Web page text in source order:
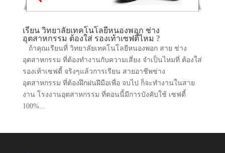
เรียน วิทยาลัยเทคโนโลยีหนองพอก ช่าง
อุตสาหกรรม ต้องใส่ รองเท้าเซฟตี้ไหม ?
ถ้าคุณเรียนที่ วิทยาลัยเทคโนโลยีหนองพอก สาย ช่าง
อุตสาหกรรม ที่ต้องทำงานกับความเสี่ยง จำเป็นไหมที่ ต้องใส่
รองเท้าเซฟตี้ จริงๆแล้วการเรียน สายอาชีพช่าง
อุตสาหกรรม ที่ต้องฝึกฝนฝีมือเพื่อ จบไป ก็จะทำงานในสาย
งาน โรงงานอุตสาหกรรม ที่ตอนนี้มีการบังคับใช้ เซฟตี้
100%...